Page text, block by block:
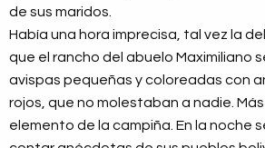
de sus maridos.
Había una hora imprecisa, tal vez la
que el rancho del abuelo Maximiliano
avispas pequeñas y coloreadas con
rojos, que no molestaban a nadie.
elemento de la campiña. En la noche